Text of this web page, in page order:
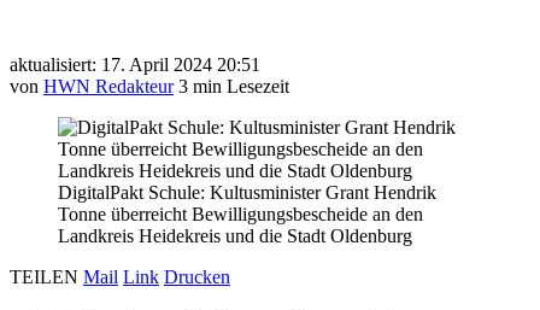
aktualisiert: 17. April 2024 20:51
von HWN Redakteur 3 min Lesezeit
DigitalPakt Schule: Kultusminister Grant Hendrik
Tonne überreicht Bewilligungsbescheide an den
Landkreis Heidekreis und die Stadt Oldenburg
TEILEN Mail Link Drucken